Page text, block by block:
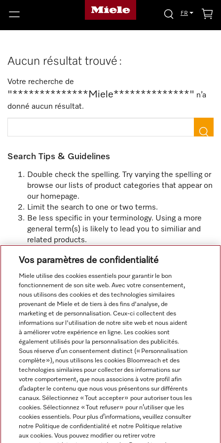
FR
Aucun résultat trouvé :
Votre recherche de
"**************Miele**************" n’a
donné aucun résultat.
Search Tips & Guidelines
Double check the spelling. Try varying the spelling or
browse our lists of product categories that appear on
our homepage.
Limit the search to one or two terms.
Be less specific in your terminology. Using a more
general term(s) is likely to lead you to similiar and
related products.
Navigation
Service
Vos paramètres de confidentialité
Miele utilise des cookies essentiels pour garantir le bon
fonctionnement de son site web. Avec votre consentement,
nous utilisons des cookies et des technologies similaires
provenant de Miele et de tiers à des fins d'analyse, de
marketing et de personnalisation. Ceux-ci collectent des
informations sur l'utilisation de notre site web et nous aident
à améliorer votre expérience en ligne. Les cookies sont
également utilisés pour la personnalisation des publicités.
Sous réserve d’un consentement distinct (« Personnalisation
complète »), nous utilisons les cookies Bloomreach et des
technologies similaires pour collecter des informations sur
votre comportement, que nous associons à votre profil afin
d’adapter le contenu que nous vous présentons sur différents
canaux. Sélectionnez « Tout accepter » pour autoriser tous les
cookies. Sélectionnez « Tout refuser » pour n’utiliser que les
cookies essentiels. Pour plus d’informations, veuillez consulter
notre Politique de confidentialité et notre Politique relative
aux cookies. Vous pouvez modifier ou retirer votre